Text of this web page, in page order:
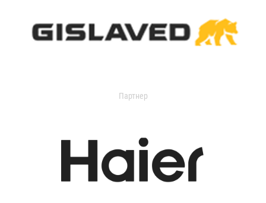
Партнер